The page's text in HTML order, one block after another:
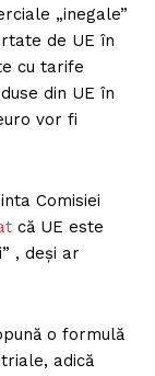
„inegale”
de UE în
cu tarife
din UE în
vor fi
Comisiei
că UE este
, deși ar
o formulă
adică